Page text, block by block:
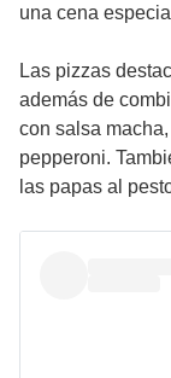
una cena
Las pizzas
además de
con salsa
pepperoni.
las papas al